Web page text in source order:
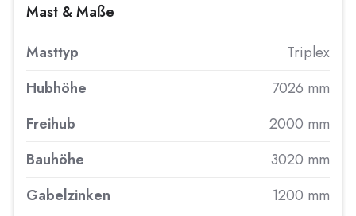
Mast & Maße
Masttyp
Triplex
Hubhöhe
7026 mm
Freihub
2000 mm
Bauhöhe
3020 mm
Gabelzinken
1200 mm